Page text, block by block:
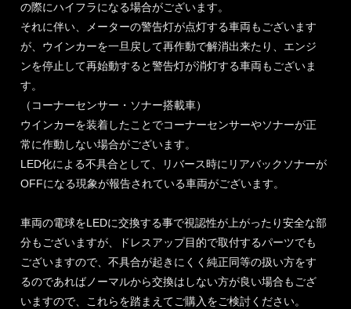
の際にハイフラになる場合がございます。
それに伴い、メーターの警告灯が点灯する車両もございます
が、ウインカーを一旦戻して再作動で解消出来たり、エンジ
ンを停止して再始動すると警告灯が消灯する車両もございま
す。
（コーナーセンサー・ソナー搭載車）
ウインカーを装着したことでコーナーセンサーやソナーが正
常に作動しない場合がございます。
LED化による不具合として、リバース時にリアバックソナーが
OFFになる現象が報告されている車両がございます。
車両の電球をLEDに交換する事で視認性が上がったり安全な部
分もございますが、ドレスアップ目的で取付するパーツでも
ございますので、不具合が起きにくく純正同等の扱い方をす
るのであればノーマルから交換はしない方が良い場合もござ
いますので、これらを踏まえてご購入をご検討ください。